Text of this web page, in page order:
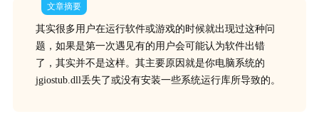
文章摘要
其实很多用户在运行软件或游戏的时候就出现过这种问
题，如果是第一次遇见有的用户会可能认为软件出错
了，其实并不是这样。其主要原因就是你电脑系统的
jgiostub.dll丢失了或没有安装一些系统运行库所导致的。